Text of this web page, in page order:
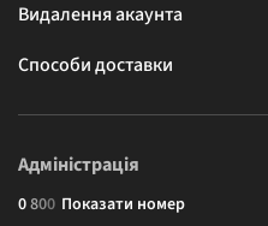
Видалення акаунта
Способи доставки
Адміністрація
0800 Показати номер